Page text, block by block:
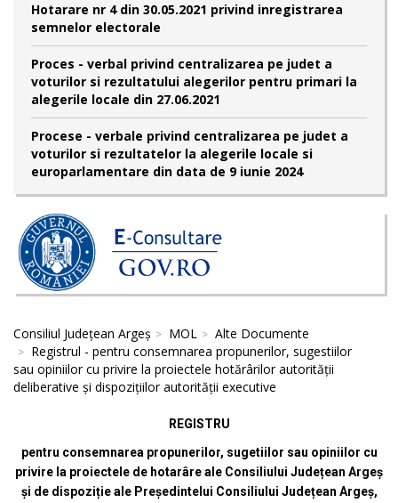
Hotarare nr 4 din 30.05.2021 privind inregistrarea
semnelor electorale
Proces - verbal privind centralizarea pe judet a
voturilor si rezultatului alegerilor pentru primari la
alegerile locale din 27.06.2021
Procese - verbale privind centralizarea pe judet a
voturilor si rezultatelor la alegerile locale si
europarlamentare din data de 9 iunie 2024
Consiliul Județean Argeș MOL
Alte Documente
Registrul - pentru consemnarea propunerilor, sugestiilor
sau opiniilor cu privire la proiectele hotărârilor autorității
deliberative și dispozițiilor autorității executive
REGISTRU
pentru consemnarea propunerilor, sugetiilor sau opiniilor cu
privire la proiectele de hotarâre ale Consiliului Județean Argeș
și de dispoziție ale Președintelui Consiliului Județean Argeș,